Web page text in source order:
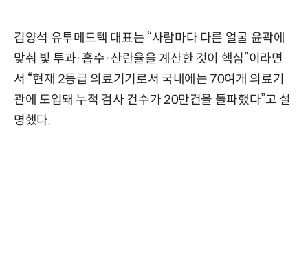
김양석 유투메드텍 대표는 “사람마다 다른 얼굴 윤곽에
맞춰 빛 투과·흡수·산란율을 계산한 것이 핵심”이라면
서 “현재 2등급 의료기기로서 국내에는 70여개 의료기
관에 도입돼 누적 검사 건수가 20만건을 돌파했다”고 설
명했다.